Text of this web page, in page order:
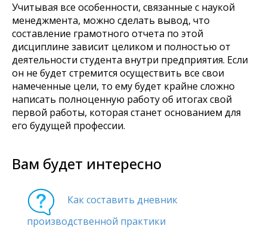
Учитывая все особенности, связанные с наукой
менеджмента, можно сделать вывод, что
составление грамотного отчета по этой
дисциплине зависит целиком и полностью от
деятельности студента внутри предприятия. Если
он не будет стремится осуществить все свои
намеченные цели, то ему будет крайне сложно
написать полноценную работу об итогах свой
первой работы, которая станет основанием для
его будущей профессии.
Вам будет интересно
Как составить дневник
производственной практики